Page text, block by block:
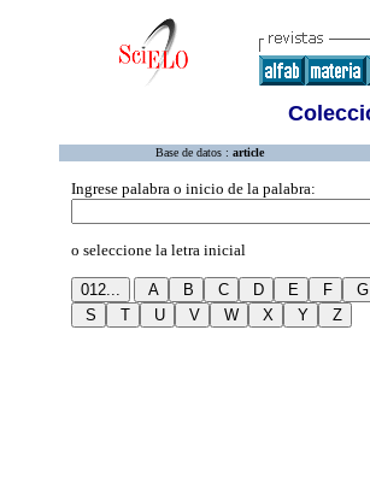
Base de datos : article
Ingrese palabra o inicio de la palabra:
o seleccione la letra inicial